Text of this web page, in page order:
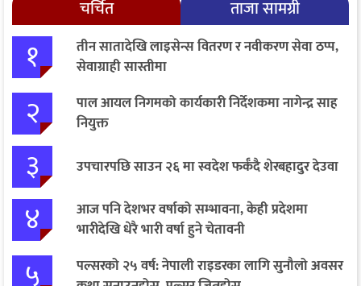
चर्चित ताजा सामग्री
१
तीन सातादेखि लाइसेन्स वितरण र नवीकरण सेवा ठप्प,
सेवाग्राही सास्तीमा
२
पाल आयल निगमको कार्यकारी निर्देशकमा नागेन्द्र साह
नियुक्त
३ उपचारपछि साउन २६ मा स्वदेश फर्कँदै शेरबहादुर देउवा
४
आज पनि देशभर वर्षाको सम्भावना, केही प्रदेशमा
भारीदेखि धेरै भारी वर्षा हुने चेतावनी
५
पल्सरको २५ वर्ष: नेपाली राइडरका लागि सुनौलो अवसर